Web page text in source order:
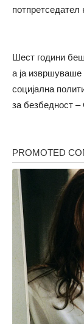
Шест години
а ја извршуваше
социјална
за безбедност –